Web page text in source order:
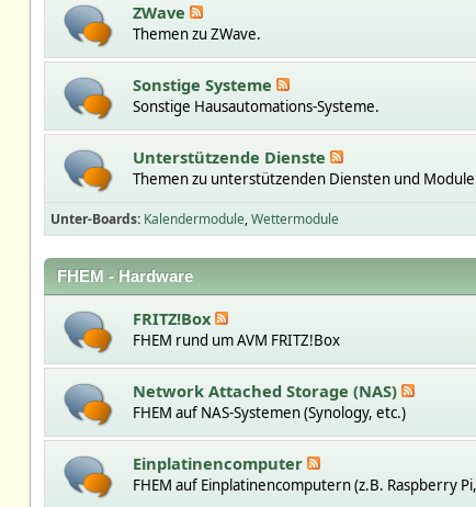
ZWave
Themen zu ZWave.
Sonstige Systeme
Sonstige Hausautomations-Systeme.
Unterstützende Dienste
Themen zu unterstützenden Diensten und
Unter-Boards Kalendermodule Wettermodule
FHEM - Hardware
FRITZ!Box
FHEM rund um AVM FRITZ!Box
Network Attached Storage (NAS)
FHEM auf NAS-Systemen (Synology, etc.)
Einplatinencomputer
FHEM auf Einplatinencomputern (z.B. Raspberry